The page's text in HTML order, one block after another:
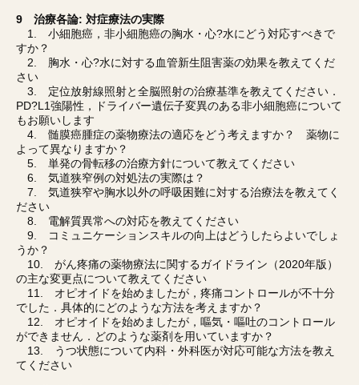
9 治療各論: 対症療法の実際
1. 小細胞癌，非小細胞癌の胸水・心?水にどう対応すべきで
すか？
2. 胸水・心?水に対する血管新生阻害薬の効果を教えてくだ
さい
3. 定位放射線照射と全脳照射の治療基準を教えてください．
PD?L1強陽性，ドライバー遺伝子変異のある非小細胞癌について
もお願いします
4. 髄膜癌腫症の薬物療法の適応をどう考えますか？ 薬物に
よって異なりますか？
5. 単発の骨転移の治療方針について教えてください
6. 気道狭窄例の対処法の実際は？
7. 気道狭窄や胸水以外の呼吸困難に対する治療法を教えてく
ださい
8. 電解質異常への対応を教えてください
9. コミュニケーションスキルの向上はどうしたらよいでしょ
うか？
10. がん疼痛の薬物療法に関するガイドライン（2020年版）
の主な変更点について教えてください
11. オピオイドを始めましたが，疼痛コントロールが不十分
でした．具体的にどのような方法を考えますか？
12. オピオイドを始めましたが，嘔気・嘔吐のコントロール
ができません．どのような薬剤を用いていますか？
13. うつ状態について内科・外科医が対応可能な方法を教え
てください